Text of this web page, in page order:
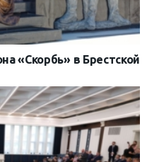
«Скорбь» в Брестской